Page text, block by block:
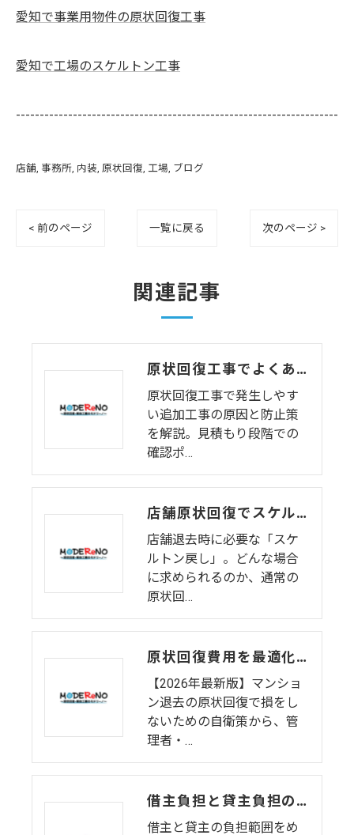
愛知で事業用物件の原状回復工事
愛知で工場のスケルトン工事
--------------------------------------------------------------------
店舗 事務所 内装 原状回復 工場 ブログ
< 前のページ 一覧に戻る 次のページ >
関連記事
原状回復工事でよくある追加工事とは？費用が膨らむ前に確認すべき点
原状回復工事で発生しやす
い追加工事の原因と防止策
を解説。見積もり段階での
確認ポ…
店舗原状回復でスケルトン戻しが必要になるケースとは？
店舗退去時に必要な「スケ
ルトン戻し」。どんな場合
に求められるのか、通常の
原状回…
原状回復費用を最適化するコツ｜個人も業者も知っておきたい「トラブル防衛」の秘訣
【2026年最新版】マンショ
ン退去の原状回復で損をし
ないための自衛策から、管
理者・…
借主負担と貸主負担の境界線！原状回復・原形復旧でよくあるトラブル例
借主と貸主の負担範囲をめ